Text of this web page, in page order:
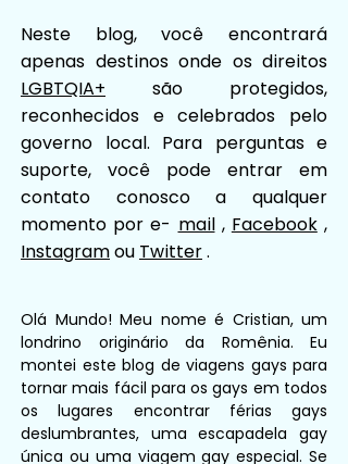
Neste blog, você encontrará
apenas destinos onde os direitos
LGBTQIA+ são protegidos,
reconhecidos e celebrados pelo
governo local. Para perguntas e
suporte, você pode entrar em
contato conosco a qualquer
momento por e- mail, Facebook,
Instagramou Twitter.
Olá Mundo! Meu nome é Cristian, um
londrino originário da Romênia. Eu
montei este blog de viagens gays para
tornar mais fácil para os gays em todos
os lugares encontrar férias gays
deslumbrantes, uma escapadela gay
única ou uma viagem gay especial. Se